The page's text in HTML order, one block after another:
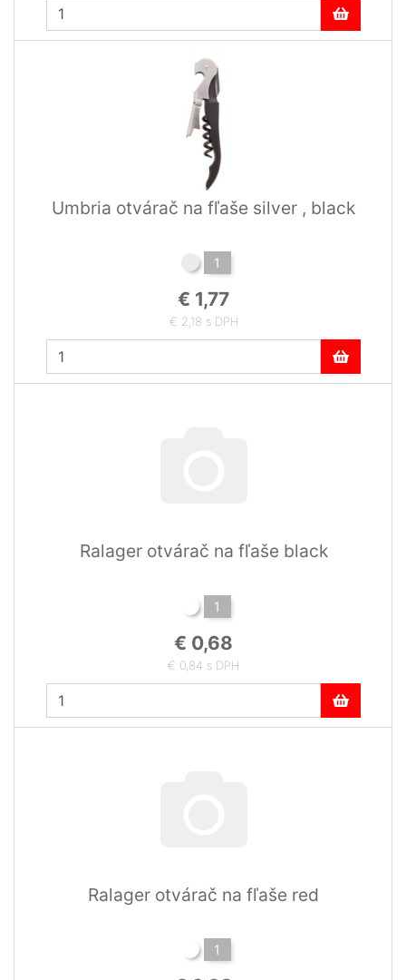
Umbria otvárač na fľaše silver , black
1
€ 1,77
€ 2,18 s DPH
Ralager otvárač na fľaše black
1
€ 0,68
€ 0,84 s DPH
Ralager otvárač na fľaše red
1